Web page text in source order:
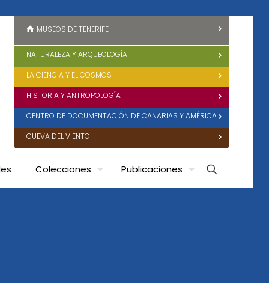
Colecciones Publicaciones
MUSEOS DE TENERIFE
NATURALEZA Y ARQUEOLOGÍA
LA CIENCIA Y EL COSMOS
HISTORIA Y ANTROPOLOGÍA
CENTRO DE DOCUMENTACIÓN DE CANARIAS Y AMÉRICA
CUEVA DEL VIENTO